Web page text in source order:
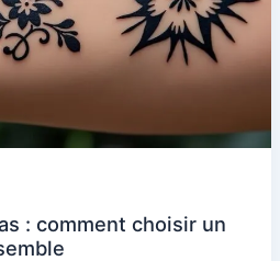
: comment choisir un